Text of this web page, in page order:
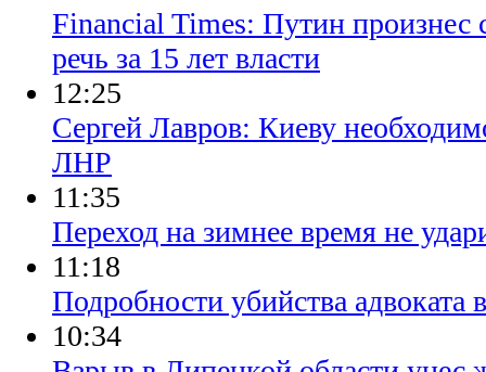
Financial Times: Путин
речь за 15 лет власти
12:25
Сергей Лавров: Киеву
ЛНР
11:35
Переход на зимнее время не
11:18
Подробности убийства
10:34